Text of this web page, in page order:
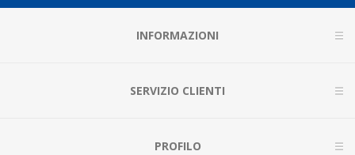
INFORMAZIONI
SERVIZIO CLIENTI
PROFILO